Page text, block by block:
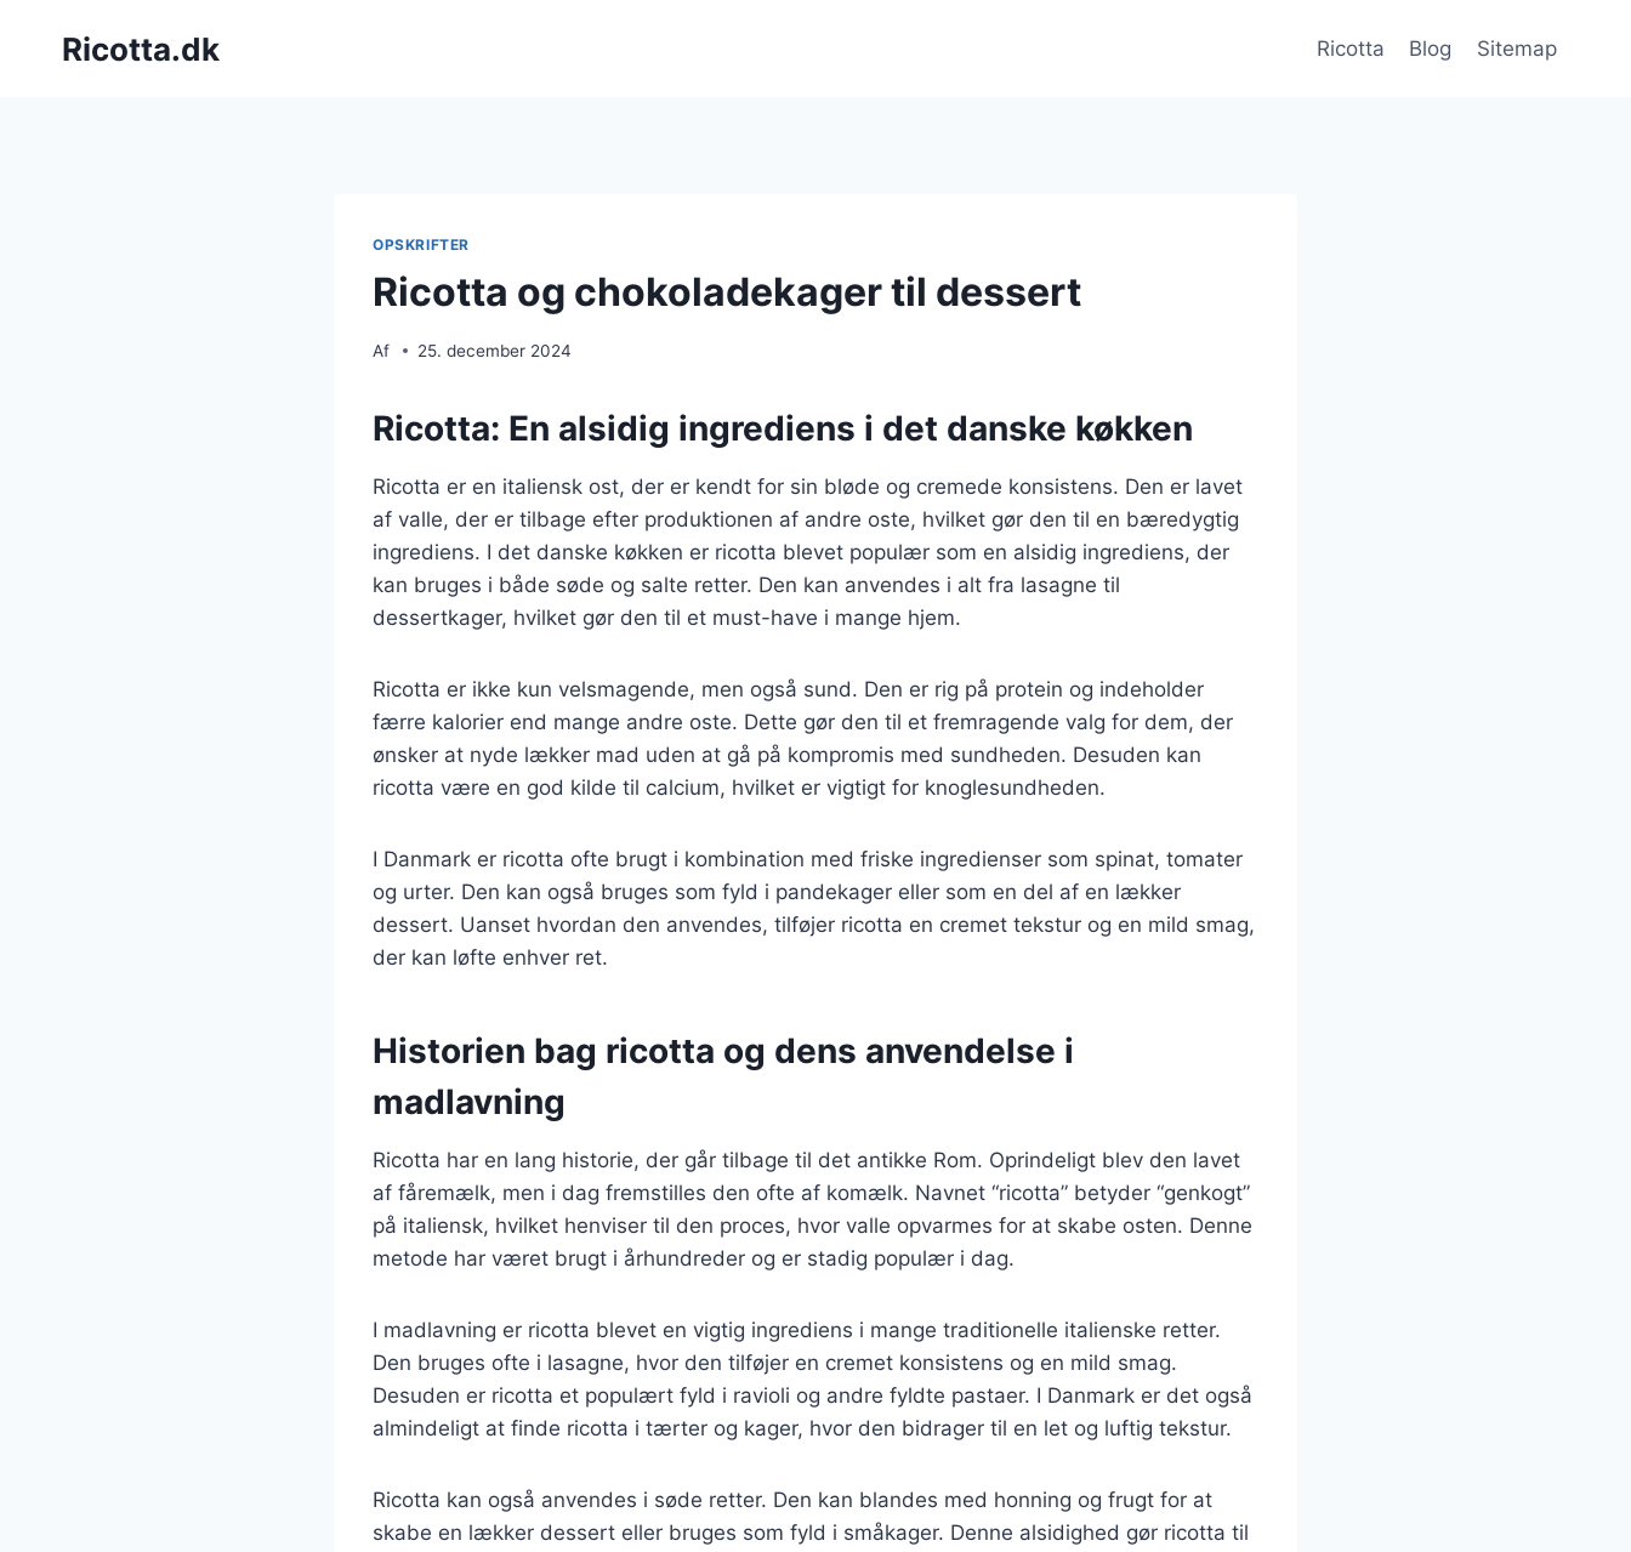
Ricotta.dk Ricotta Blog Sitemap
OPSKRIFTER
Ricotta og chokoladekager til dessert
Af 25. december 2024
Ricotta: En alsidig ingrediens i det danske køkken
Ricotta er en italiensk ost, der er kendt for sin bløde og cremede konsistens. Den er lavet
af valle, der er tilbage efter produktionen af andre oste, hvilket gør den til en bæredygtig
ingrediens. I det danske køkken er ricotta blevet populær som en alsidig ingrediens, der
kan bruges i både søde og salte retter. Den kan anvendes i alt fra lasagne til
dessertkager, hvilket gør den til et must-have i mange hjem.
Ricotta er ikke kun velsmagende, men også sund. Den er rig på protein og indeholder
færre kalorier end mange andre oste. Dette gør den til et fremragende valg for dem, der
ønsker at nyde lækker mad uden at gå på kompromis med sundheden. Desuden kan
ricotta være en god kilde til calcium, hvilket er vigtigt for knoglesundheden.
I Danmark er ricotta ofte brugt i kombination med friske ingredienser som spinat, tomater
og urter. Den kan også bruges som fyld i pandekager eller som en del af en lækker
dessert. Uanset hvordan den anvendes, tilføjer ricotta en cremet tekstur og en mild smag,
der kan løfte enhver ret.
Historien bag ricotta og dens anvendelse i
madlavning
Ricotta har en lang historie, der går tilbage til det antikke Rom. Oprindeligt blev den lavet
af fåremælk, men i dag fremstilles den ofte af komælk. Navnet “ricotta” betyder “genkogt”
på italiensk, hvilket henviser til den proces, hvor valle opvarmes for at skabe osten. Denne
metode har været brugt i århundreder og er stadig populær i dag.
I madlavning er ricotta blevet en vigtig ingrediens i mange traditionelle italienske retter.
Den bruges ofte i lasagne, hvor den tilføjer en cremet konsistens og en mild smag.
Desuden er ricotta et populært fyld i ravioli og andre fyldte pastaer. I Danmark er det også
almindeligt at finde ricotta i tærter og kager, hvor den bidrager til en let og luftig tekstur.
Ricotta kan også anvendes i søde retter. Den kan blandes med honning og frugt for at
skabe en lækker dessert eller bruges som fyld i småkager. Denne alsidighed gør ricotta til